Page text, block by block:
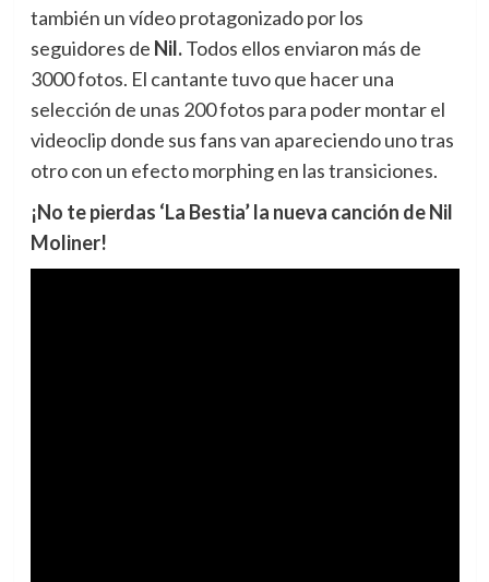
también un vídeo protagonizado por los
seguidores de Nil.Todos ellos enviaron más de
3000 fotos. El cantante tuvo que hacer una
selección de unas 200 fotos para poder montar el
videoclip donde sus fans van apareciendo uno tras
otro con un efecto morphing en las transiciones.
¡No te pierdas ‘La Bestia’ la nueva canción de Nil
Moliner!